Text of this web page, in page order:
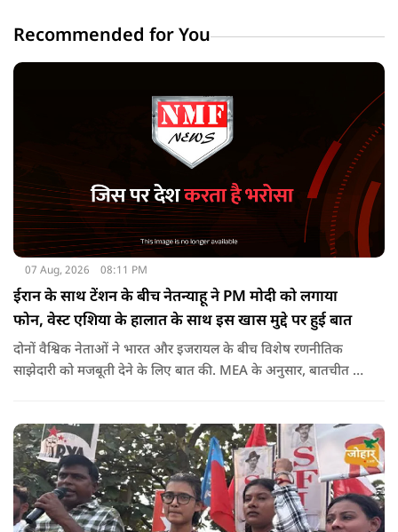
Recommended for You
07 Aug, 2026 08:11 PM
ईरान के साथ टेंशन के बीच नेतन्याहू ने PM मोदी को लगाया
फोन, वेस्ट एशिया के हालात के साथ इस खास मुद्दे पर हुई बात
दोनों वैश्विक नेताओं ने भारत और इजरायल के बीच विशेष रणनीतिक
साझेदारी को मजबूती देने के ल‍िए बात की. MEA के अनुसार, बातचीत की